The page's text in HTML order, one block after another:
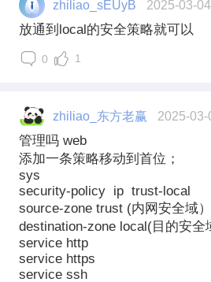
zhiliao_sEUyB 2025-03-04
放通到local的安全策略就可以
0 1
zhiliao_东方老赢 2025-03-
管理吗 web
添加一条策略移动到首位；
sys
security-policy ip trust-local
source-zone trust (内网安全域）
destination-zone local(目的安全
service http
service https
service ssh